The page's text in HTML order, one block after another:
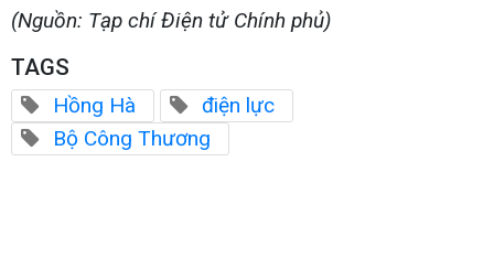
(Nguồn: Tạp chí Điện tử Chính phủ)
TAGS
Hồng Hà
điện lực
Bộ Công Thương